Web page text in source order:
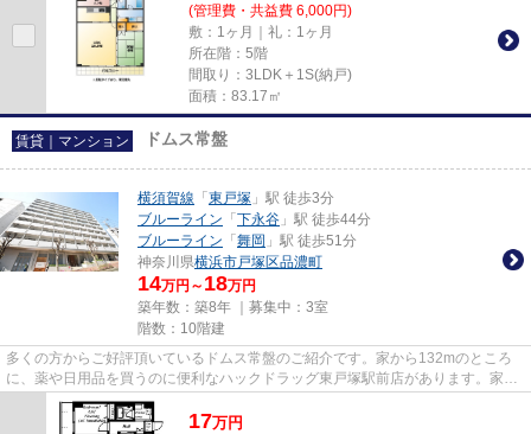
(管理費・共益費 6,000円)
敷：1ヶ月｜礼：1ヶ月
所在階：5階
間取り：3LDK＋1S(納戸)
面積：83.17㎡
賃貸｜マンション ドムス常盤
横須賀線 「 東戸塚 」駅 徒歩3分
ブルーライン 「 下永谷 」駅 徒歩44分
ブルーライン 「 舞岡 」駅 徒歩51分
神奈川県横浜市戸塚区品濃町
14万円～ 18万円
築年数：築8年 ｜募集中： 3室
階数：10階建
多くの方からご好評頂いているドムス常盤のご紹介です。家から132mのところ
に、薬や日用品を買うのに便利なハックドラッグ東戸塚駅前店があります。家賃
のカード決済で、ポイントやマ...
17万円